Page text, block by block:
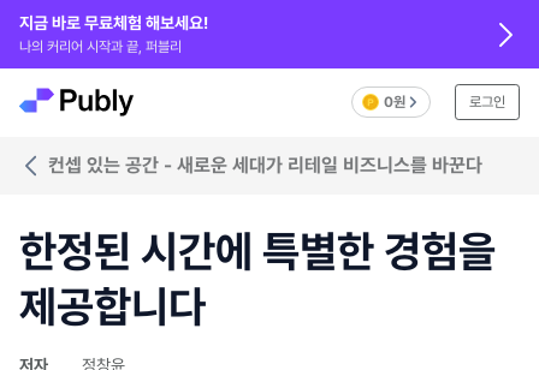
지금 바로 무료체험 해보세요!
나의 커리어 시작과 끝, 퍼블리
0원 로그인
컨셉 있는 공간 - 새로운 세대가 리테일 비즈니스를 바꾼다
한정된 시간에 특별한 경험을
제공합니다
저자 정창윤